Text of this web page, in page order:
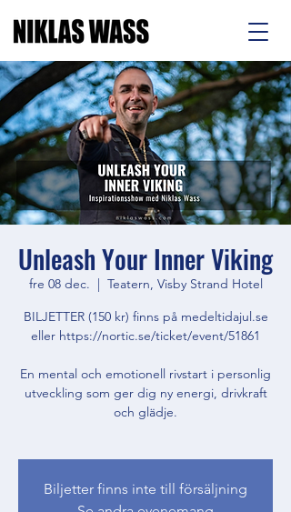
Unleash Your Inner Viking
fre 08 dec.
  |
Teatern, Visby Strand Hotel
BILJETTER (150 kr) finns på medeltidajul.se
eller https://nortic.se/ticket/event/51861
En mental och emotionell rivstart i personlig
utveckling som ger dig ny energi, drivkraft
och glädje.
Biljetter finns inte till försäljning